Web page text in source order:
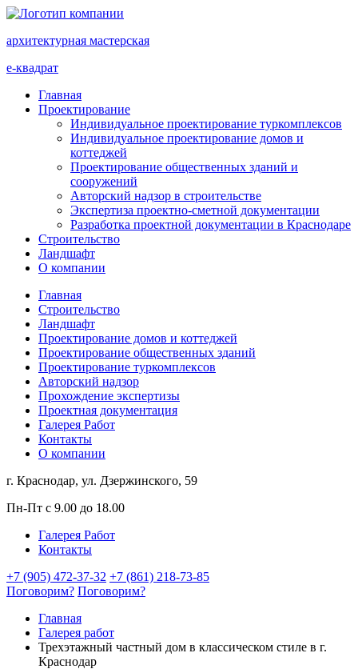
архитектурная мастерская
е-квадрат
Главная
Проектирование
Индивидуальное проектирование туркомплексов
Индивидуальное проектирование домов и
коттеджей
Проектирование общественных зданий и
сооружений
Авторский надзор в строительстве
Экспертиза проектно-сметной документации
Разработка проектной документации в Краснодаре
Строительство
Ландшафт
О компании
Главная
Строительство
Ландшафт
Проектирование домов и коттеджей
Проектирование общественных зданий
Проектирование туркомплексов
Авторский надзор
Прохождение экспертизы
Проектная документация
Галерея Работ
Контакты
О компании
г. Краснодар, ул. Дзержинского, 59
Пн-Пт с 9.00 до 18.00
Галерея Работ
Контакты
+7 (905) 472-37-32 +7 (861) 218-73-85
Поговорим? Поговорим?
Главная
Галерея работ
Трехэтажный частный дом в классическом стиле в г.
Краснодар